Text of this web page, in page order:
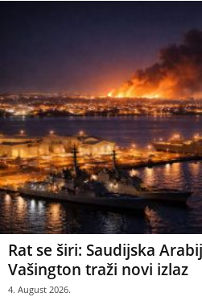
Rat se širi: Saudijska
Vašington traži novi izlaz
4. August 2026.